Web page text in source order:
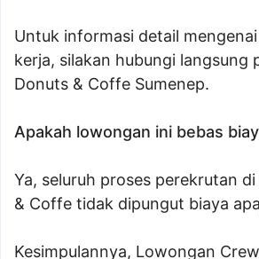
Untuk informasi detail
kerja, silakan hubungi langsung
Donuts & Coffe Sumenep.
Apakah lowongan ini bebas
Ya, seluruh proses perekrutan di
& Coffe tidak dipungut biaya
Kesimpulannya, Lowongan